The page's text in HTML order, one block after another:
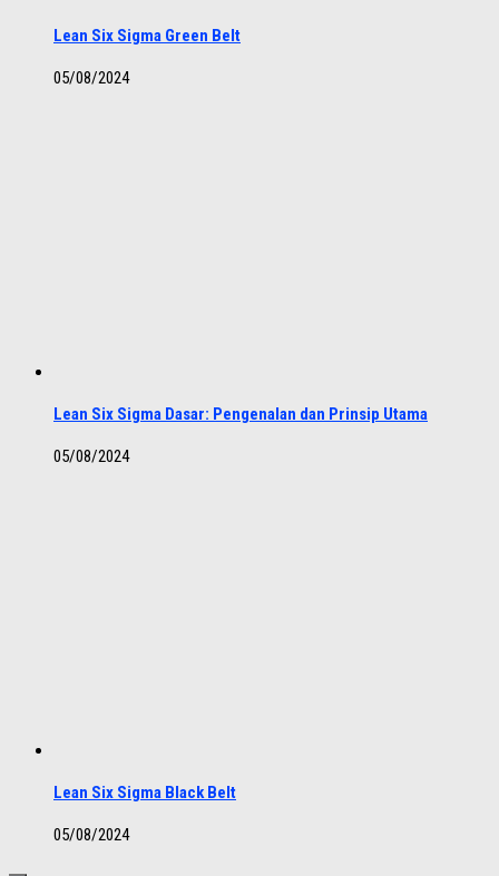
Lean Six Sigma Green Belt
05/08/2024
Lean Six Sigma Dasar: Pengenalan dan Prinsip Utama
05/08/2024
Lean Six Sigma Black Belt
05/08/2024